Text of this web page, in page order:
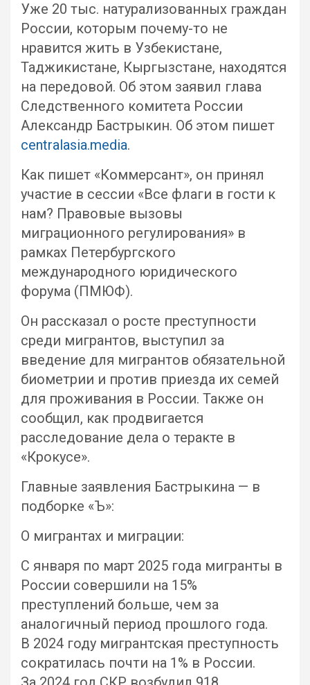
Уже 20 тыс. натурализованных граждан
России, которым почему-то не
нравится жить в Узбекистане,
Таджикистане, Кыргызстане, находятся
на передовой. Об этом заявил глава
Следственного комитета России
Александр Бастрыкин. Об этом пишет
centralasia.media.
Как пишет «Коммерсант», он принял
участие в сессии «Все флаги в гости к
нам? Правовые вызовы
миграционного регулирования» в
рамках Петербургского
международного юридического
форума (ПМЮФ).
Он рассказал о росте преступности
среди мигрантов, выступил за
введение для мигрантов обязательной
биометрии и против приезда их семей
для проживания в России. Также он
сообщил, как продвигается
расследование дела о теракте в
«Крокусе».
Главные заявления Бастрыкина — в
подборке «Ъ»:
О мигрантах и миграции:
С января по март 2025 года мигранты в
России совершили на 15%
преступлений больше, чем за
аналогичный период прошлого года.
В 2024 году мигрантская преступность
сократилась почти на 1% в России.